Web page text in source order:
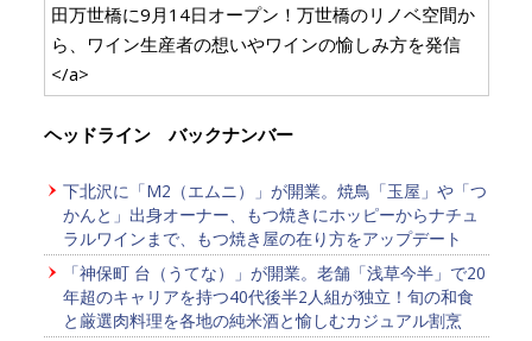
田万世橋に9月14日オープン！万世橋のリノベ空間か
ら、ワイン生産者の想いやワインの愉しみ方を発信
</a>
ヘッドライン バックナンバー
下北沢に「M2（エムニ）」が開業。焼鳥「玉屋」や「つ
かんと」出身オーナー、もつ焼きにホッピーからナチュ
ラルワインまで、もつ焼き屋の在り方をアップデート
「神保町 台（うてな）」が開業。老舗「浅草今半」で20
年超のキャリアを持つ40代後半2人組が独立！旬の和食
と厳選肉料理を各地の純米酒と愉しむカジュアル割烹